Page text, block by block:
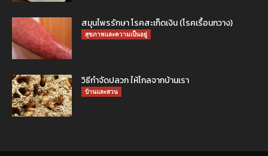
สมุนไพรรักษา โรคสะเก็ดเงิน (โรคเรื้อนกวาง)
สุขภาพและความเป็นอยู่
วิธีกำจัดปลวก ให้ไกลจากบ้านเรา
บ้านและสวน